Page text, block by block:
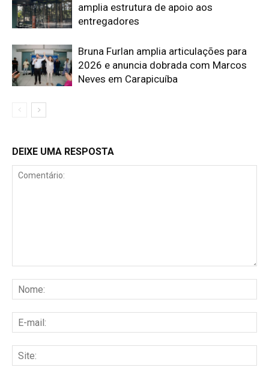
amplia estrutura de apoio aos
entregadores
Bruna Furlan amplia articulações para
2026 e anuncia dobrada com Marcos
Neves em Carapicuíba
DEIXE UMA RESPOSTA